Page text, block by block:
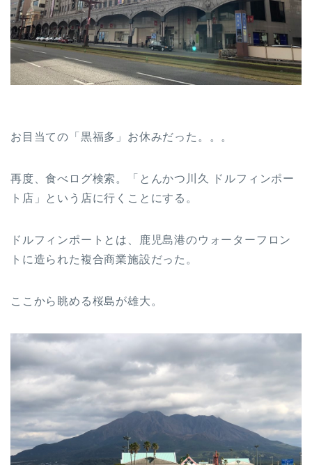
お目当ての「黒福多」お休みだった。。。
再度、食べログ検索。「とんかつ川久 ドルフィンポー
ト店」という店に行くことにする。
ドルフィンポートとは、鹿児島港のウォーターフロン
トに造られた複合商業施設だった。
ここから眺める桜島が雄大。